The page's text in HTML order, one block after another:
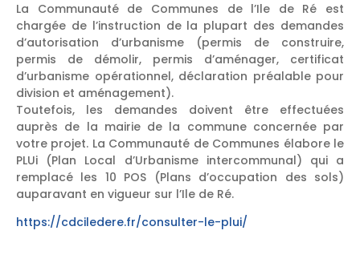
La Communauté de Communes de l’Ile de Ré est
chargée de l’instruction de la plupart des demandes
d’autorisation d’urbanisme (permis de construire,
permis de démolir, permis d’aménager, certificat
d’urbanisme opérationnel, déclaration préalable pour
division et aménagement).
Toutefois, les demandes doivent être effectuées
auprès de la mairie de la commune concernée par
votre projet. La Communauté de Communes élabore le
PLUi (Plan Local d’Urbanisme intercommunal) qui a
remplacé les 10 POS (Plans d’occupation des sols)
auparavant en vigueur sur l’Ile de Ré.
https://cdciledere.fr/consulter-le-plui/